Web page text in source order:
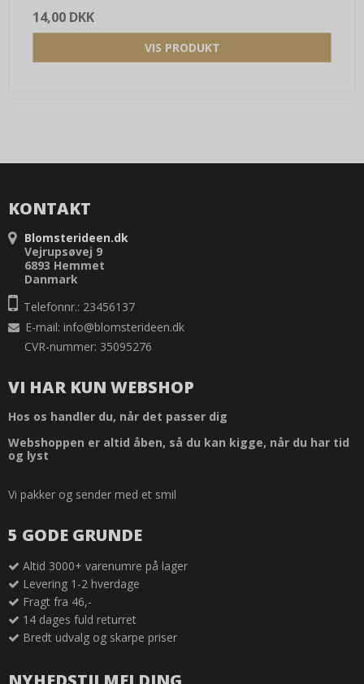
14,00 DKK
VIS PRODUKT
KONTAKT
Blomsterideen.dk
Vejrupsøvej 9
6893 Hemmet
Danmark
Telefonnr.: 23456137
E-mail: info@blomsterideen.dk
CVR-nummer: 35095276
VI HAR KUN WEBSHOP
Hos os handler du, når det passer dig
Webshoppen er altid åben, så du kan kigge, når du har tid
og lyst
Vi pakker og sender med et smil
5 GODE GRUNDE
Altid 3000+ varenumre på lager
Levering 1-2 hverdage
Fragt fra 46,-
14 dages fuld returret
Bredt udvalg og skarpe priser